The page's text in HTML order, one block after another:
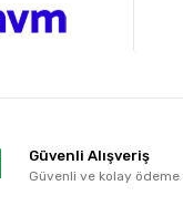
Güvenli Alışveriş
Güvenli ve kolay